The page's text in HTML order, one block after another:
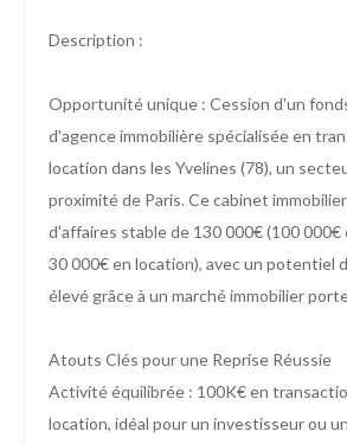
Description :
Opportunité unique : Cession d'un
d'agence immobilière spécialisée en
location dans les Yvelines (78), un
proximité de Paris. Ce cabinet
d'affaires stable de 130 000€ (100
30 000€ en location), avec un potentiel
élevé grâce à un marché immobilier
Atouts Clés pour une Reprise Réussie
Activité équilibrée : 100K€ en
location, idéal pour un investisseur ou